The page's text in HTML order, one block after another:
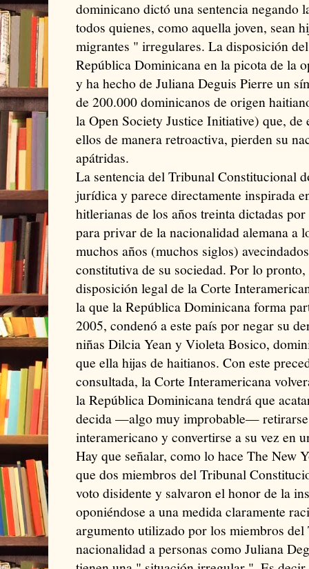
dominicano dictó una sentencia negando
todos quienes, como aquella joven, sean
migrantes " irregulares. La disposición
República Dominicana en la picota de la
y ha hecho de Juliana Deguis Pierre un
de 200.000 dominicanos de origen
la Open Society Justice Initiative) que, de
ellos de manera retroactiva, pierden su
apátridas.
La sentencia del Tribunal Constitucional
jurídica y parece directamente inspirada
hitlerianas de los años treinta dictadas
para privar de la nacionalidad alemana a
muchos años (muchos siglos)
constitutiva de su sociedad. Por lo
disposición legal de la Corte
la que la República Dominicana forma
2005, condenó a este país por negar su
niñas Dilcia Yean y Violeta Bosico,
que ella hijas de haitianos. Con este
consultada, la Corte Interamericana
la República Dominicana tendrá que
decida —algo muy improbable— retirarse
interamericano y convertirse a su vez en
Hay que señalar, como lo hace The New
que dos miembros del Tribunal
voto disidente y salvaron el honor de la
oponiéndose a una medida claramente
argumento utilizado por los miembros
nacionalidad a personas como Juliana